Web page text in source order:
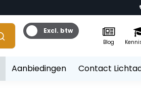
Excl. btw
Blog
Aanbiedingen Contact